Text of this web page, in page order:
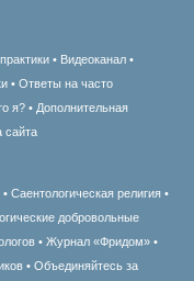
Видеоканал
Ответы на часто
я?
Дополнительная
сайта
Саентологическая религия
добровольные
Журнал «Фридом»
Объединяйтесь за